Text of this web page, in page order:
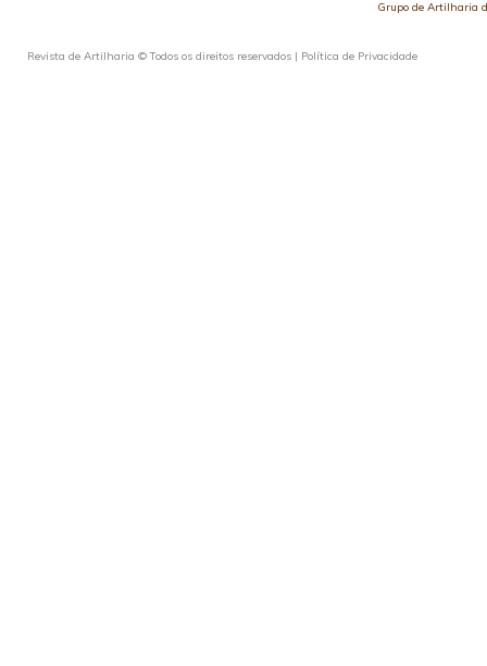
Grupo de Artilharia
Revista de Artilharia © Todos os direitos reservados | Política de Privacidade